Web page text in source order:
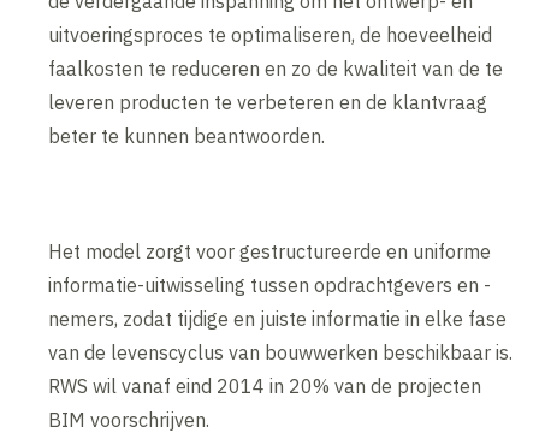
uitvoeringsproces te optimaliseren, de hoeveelheid
faalkosten te reduceren en zo de kwaliteit van de te
leveren producten te verbeteren en de klantvraag
beter te kunnen beantwoorden.
Het model zorgt voor gestructureerde en uniforme
informatie-uitwisseling tussen opdrachtgevers en -
nemers, zodat tijdige en juiste informatie in elke fase
van de levenscyclus van bouwwerken beschikbaar is.
RWS wil vanaf eind 2014 in 20% van de projecten
BIM voorschrijven.